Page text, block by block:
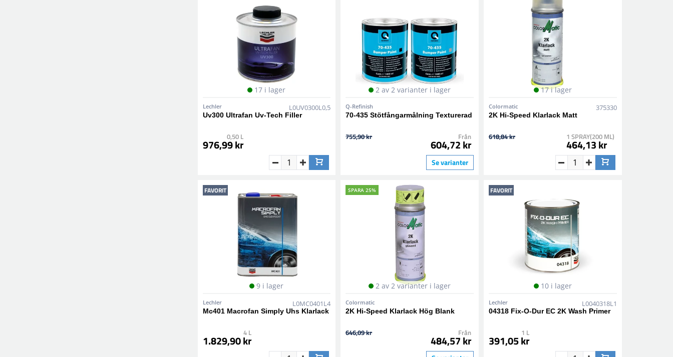
17 i lager
Lechler L0UV0300L0,5
Uv300 Ultrafan Uv-Tech Filler
0,50 L
976,99 kr
2 av 2 varianter i lager
Q-Refinish
70-435 Stötfångarmålning Texturerad
755,90 kr Från
604,72 kr
Se varianter
17 i lager
Colormatic 375330
2K Hi-Speed Klarlack Matt
618,84 kr 1 SPRAY(200 ML)
464,13 kr
FAVORIT
9 i lager
Lechler L0MC0401L4
Mc401 Macrofan Simply Uhs Klarlack
4 L
1.829,90 kr
SPARA 25%
2 av 2 varianter i lager
Colormatic
2K Hi-Speed Klarlack Hög Blank
646,09 kr Från
484,57 kr
FAVORIT
10 i lager
Lechler L0040318L1
04318 Fix-O-Dur EC 2K Wash Primer
1 L
391,05 kr